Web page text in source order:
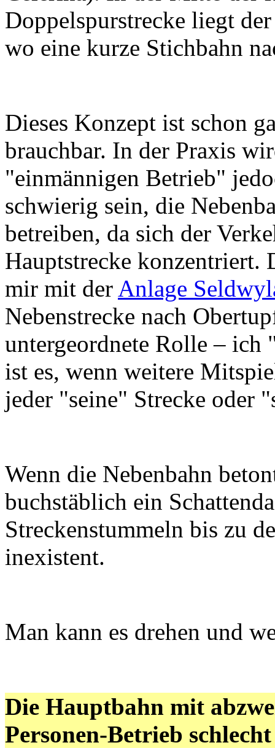
Doppelspurstrecke liegt
wo eine kurze Stichbahn
Dieses Konzept ist schon
brauchbar. In der Praxis
"einmännigen Betrieb"
schwierig sein, die
betreiben, da sich der
Hauptstrecke konzentriert.
mir mit der Anlage
Nebenstrecke nach
untergeordnete Rolle – ich
ist es, wenn weitere
jeder "seine" Strecke oder
Wenn die Nebenbahn
buchstäblich ein
Streckenstummeln bis zu
inexistent.
Man kann es drehen und
Die Hauptbahn mit
Personen-Betrieb